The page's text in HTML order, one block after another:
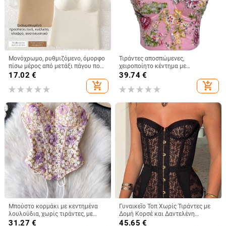
Μονόχρωμο, ρυθμιζόμενο, όμορφο
πίσω μέρος από μετάξι πάγου που
δεν αφήνει σημάδια, λεπτή,
αναπνεύσιμη μπλούζα με σταθερή
θήκη για όλα τα παιχνίδια για
17.02 €
add_shopping_cart
Τιράντες αποσπώμενες,
χειροποίητο κέντημα με
λουλούδια και χάντρες, κορσέ με
ενίσχυση, ρετρό στυλ, στενός
κόψιμος, πολυεστέρας 80–90%
39.74€
add_shopping_cart
Μπούστο κορμάκι με κεντημένα
λουλούδια, χωρίς τιράντες, με
οστά, κοντό μήκος, θηλυκή
31.27 €
Γυναικεῖο Τοπ Χωρίς Τιράντες με
Δομή Κορσέ και Δαντελένη
Επένδυση, Στενή Γραμμή,
45.65 €